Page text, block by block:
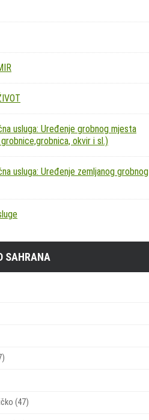
usluga: Uređenje grobnog mjesta
okvir i sl.)
usluga: Uređenje zemljanog grobnog
SAHRANA
(47)